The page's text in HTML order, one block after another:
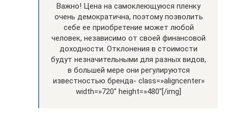
Важно! Цена на самоклеющуюся пленку
очень демократична, поэтому позволить
себе ее приобретение может любой
человек, независимо от своей финансовой
доходности. Отклонения в стоимости
будут незначительными для разных видов,
в большей мере они регулируются
известностью бренда- class=»aligncenter»
width=»720″ height=»480″[/img]